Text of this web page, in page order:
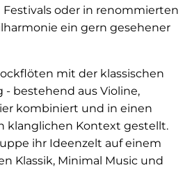
oder in renommierten
ein gern gesehener
mit der klassischen
- bestehend aus Violine,
kombiniert und in einen
klanglichen Kontext gestellt.
ihr Ideenzelt auf einem
Klassik, Minimal Music und